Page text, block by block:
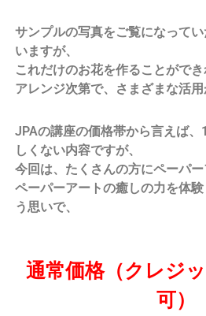
サンプルの写真をご覧になって
いますが、
これだけのお花を作ることができ
アレンジ次第で、さまざまな活用
JPAの講座の価格帯から言えば
しくない内容ですが、
今回は、たくさんの方にペーパー
ペーパーアートの癒しの力を体
う思いで、
通常価格（クレジ
可）